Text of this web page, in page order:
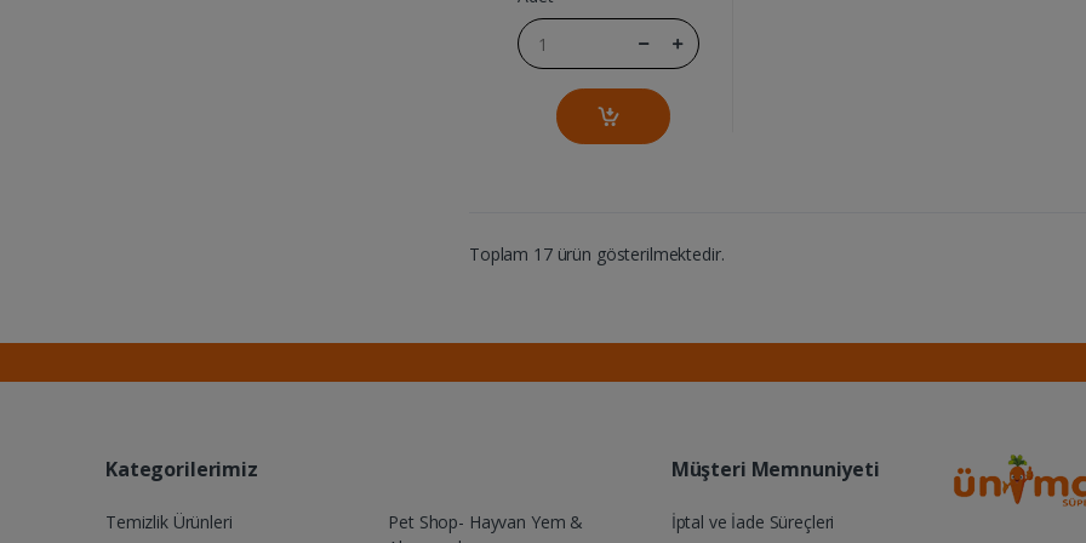
Toplam 17 ürün gösterilmektedir.
Kategorilerimiz
Temizlik Ürünleri
Pet Shop- Hayvan Yem &
Müşteri Memnuniyeti
İptal ve İade Süreçleri